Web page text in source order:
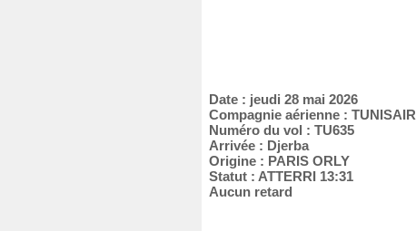
Date : jeudi 28 mai 2026
Compagnie aérienne : TUNISAIR
Numéro du vol : TU635
Arrivée : Djerba
Origine : PARIS ORLY
Statut : ATTERRI 13:31
Aucun retard